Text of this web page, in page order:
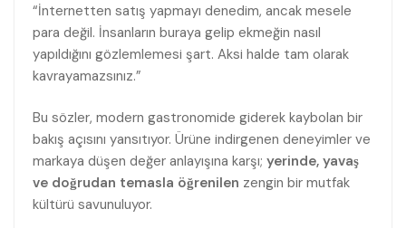
“İnternetten satış yapmayı denedim, ancak mesele
para değil. İnsanların buraya gelip ekmeğin nasıl
yapıldığını gözlemlemesi şart. Aksi halde tam olarak
kavrayamazsınız.”
Bu sözler, modern gastronomide giderek kaybolan bir
bakış açısını yansıtıyor. Ürüne indirgenen deneyimler ve
markaya düşen değer anlayışına karşı; yerinde, yavaş
ve doğrudan temasla öğrenilen zengin bir mutfak
kültürü savunuluyor.